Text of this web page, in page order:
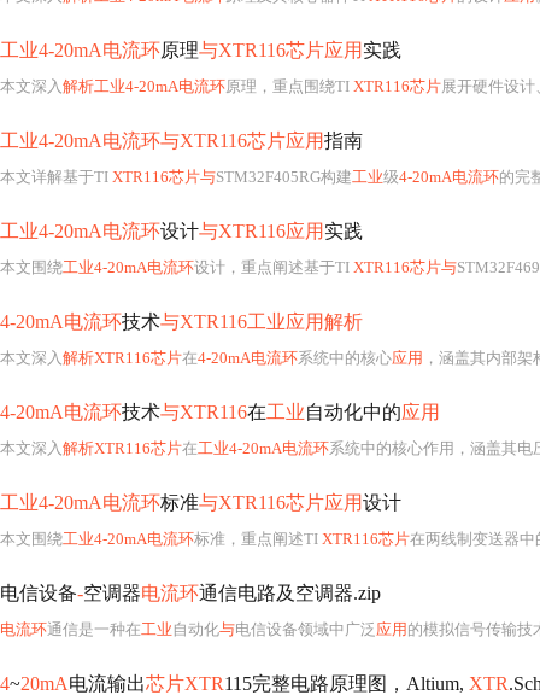
工业4-20mA电流环原理与XTR116芯片应用 实践
本文深入解析工业4-20mA电流环原理，重点围绕TI XTR116芯片展开硬件设
工业4-20mA电流环与XTR116芯片应用指南
本文详解基于TI XTR116芯片与STM32F405RG构建工业级4-20mA电流环的完
工业4-20mA电流环设计与XTR116应用 实践
本文围绕工业4-20mA电流环设计，重点阐述基于TI XTR116芯片与STM32F469II的高精度两
4-20mA电流环技术与XTR116工业应用解析
本文深入解析XTR116芯片在4-20mA电流环系统中的核心应用 ，涵盖其内部架
4-20mA电流环技术与XTR116在工业自动化中的应用
本文深入解析XTR116芯片在工业4-20mA电流环系统中的核心作用，涵盖其电压-
工业4-20mA电流环标准与XTR116芯片应用设计
本文围绕工业4-20mA电流环标准，重点阐述TI XTR116芯片在两线制变送器中
电信设备-空调器电流环通信电路及空调器.zip
电流环通信是一种在工业 自动化与电信设备领域中广泛 应用 的模拟信号传输技术，其核心特征是以恒定电流
4~20mA电流输出芯片XTR115完整电路原理图，Altium, XTR